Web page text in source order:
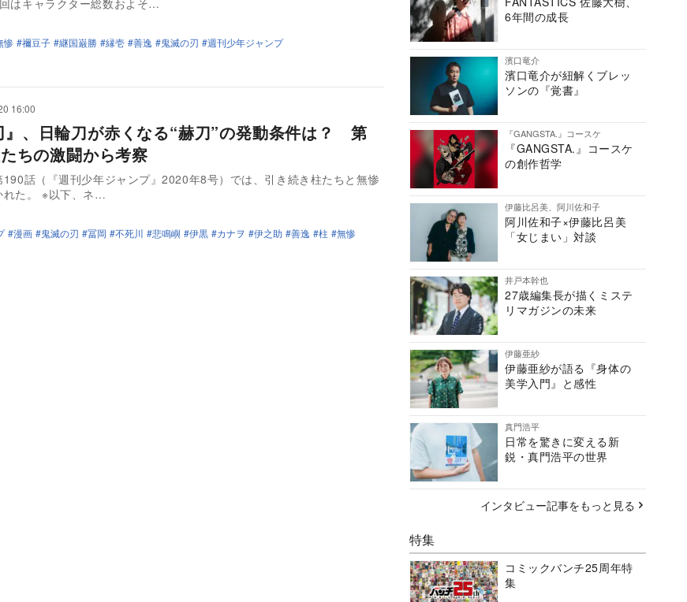
はキャラクター総数およそ…
惨 禰豆子 継国巌勝 縁壱 善逸 鬼滅の刃 週刊少年ジャンプ
16:00
』、日輪刀が赤くなる“赫刀”の発動条件は？ 第
ちの激闘から考察
190話（『週刊少年ジャンプ』2020年8号）では、引き続き柱たちと無惨
との死闘が描かれた。 ※以下、ネ…
漫画 鬼滅の刃 冨岡 不死川 悲鳴嶼 伊黒 カナヲ 伊之助 善逸 柱 無惨
6年間の成長
濱口竜介
濱口竜介が紐解くブレッ
ソンの『覚書』
『GANGSTA.』コースケ
『GANGSTA.』コースケ
の創作哲学
伊藤比呂美、阿川佐和子
阿川佐和子×伊藤比呂美
「女じまい」対談
井戸本幹也
27歳編集長が描くミステ
リマガジンの未来
伊藤亜紗
伊藤亜紗が語る『身体の
美学入門』と感性
真門浩平
日常を驚きに変える新
鋭・真門浩平の世界
インタビュー記事をもっと見る
特集
コミックバンチ25周年特
集